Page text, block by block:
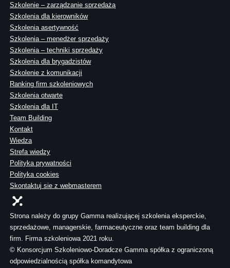
Szkolenie – zarządzanie sprzedażą
Szkolenia dla kierowników
Szkolenia asertywność
Szkolenia – menedżer sprzedaży
Szkolenia – techniki sprzedaży
Szkolenia dla brygadzistów
Szkolenie z komunikacji
Ranking firm szkoleniowych
Szkolenia otwarte
Szkolenia dla IT
Team Building
Kontakt
Wiedza
Strefa wiedzy
Polityka prywatności
Polityka cookies
Skontaktuj sie z webmasterem
Strona należy do grupy Gamma realizującej szkolenia eksperckie,
sprzedażowe, managerskie, farmaceutyczne oraz team building dla
firm. Firma szkoleniowa 2021 roku.
© Konsorcjum Szkoleniowo-Doradcze Gamma spółka z ograniczoną
odpowiedzialnością spółka komandytowa